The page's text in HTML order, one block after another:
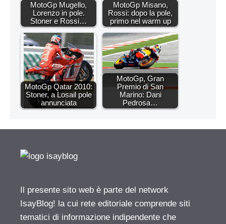
MotoGp Mugello,
Lorenzo in pole.
Stoner e Rossi…
MotoGp Misano,
Rossi: dopo la pole,
primo nel warm up
MotoGp Qatar 2010:
Stoner, a Losail pole
annunciata
MotoGp, Gran
Premio di San
Marino: Dani
Pedrosa…
Il presente sito web è parte del network
IsayBlog! la cui rete editoriale comprende siti
tematici di informazione indipendente che